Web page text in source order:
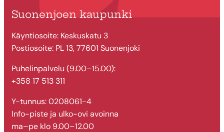
Suonenjoen kaupunki
Käyntiosoite: Keskuskatu 3
Postiosoite: PL 13, 77601 Suonenjoki
Puhelinpalvelu (9.00–15.00):
+358 17 513 311
Y-tunnus: 0208061-4
Info-piste ja ulko-ovi avoinna
ma–pe klo 9.00–12.00